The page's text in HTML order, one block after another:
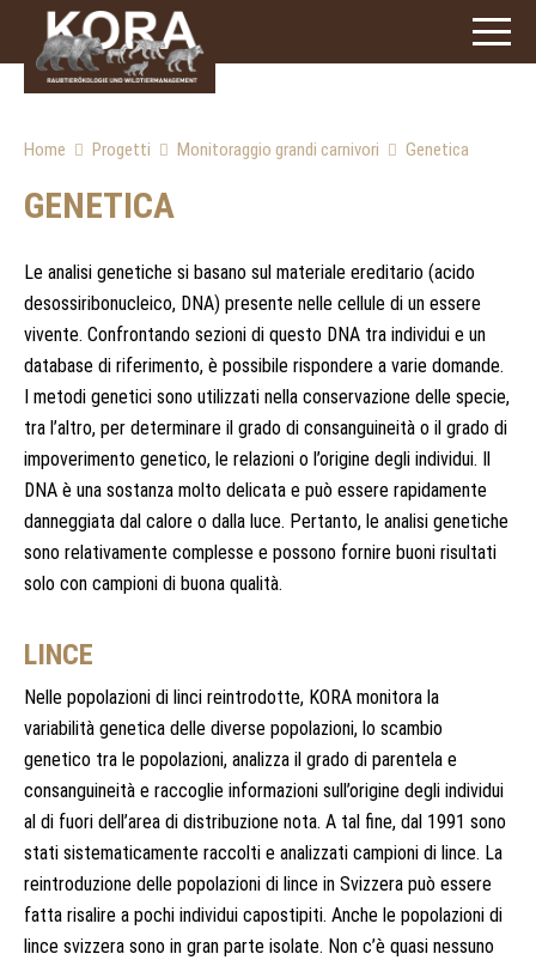
signs)
Home Progetti Monitoraggio grandi carnivori Genetica
GENETICA
Le analisi genetiche si basano sul materiale ereditario (acido
desossiribonucleico, DNA) presente nelle cellule di un essere
vivente. Confrontando sezioni di questo DNA tra individui e un
database di riferimento, è possibile rispondere a varie domande.
I metodi genetici sono utilizzati nella conservazione delle specie,
tra l’altro, per determinare il grado di consanguineità o il grado di
impoverimento genetico, le relazioni o l’origine degli individui. Il
DNA è una sostanza molto delicata e può essere rapidamente
danneggiata dal calore o dalla luce. Pertanto, le analisi genetiche
sono relativamente complesse e possono fornire buoni risultati
solo con campioni di buona qualità.
LINCE
Nelle popolazioni di linci reintrodotte, KORA monitora la
variabilità genetica delle diverse popolazioni, lo scambio
genetico tra le popolazioni, analizza il grado di parentela e
consanguineità e raccoglie informazioni sull’origine degli individui
al di fuori dell’area di distribuzione nota. A tal fine, dal 1991 sono
stati sistematicamente raccolti e analizzati campioni di lince. La
reintroduzione delle popolazioni di lince in Svizzera può essere
fatta risalire a pochi individui capostipiti. Anche le popolazioni di
lince svizzera sono in gran parte isolate. Non c’è quasi nessuno